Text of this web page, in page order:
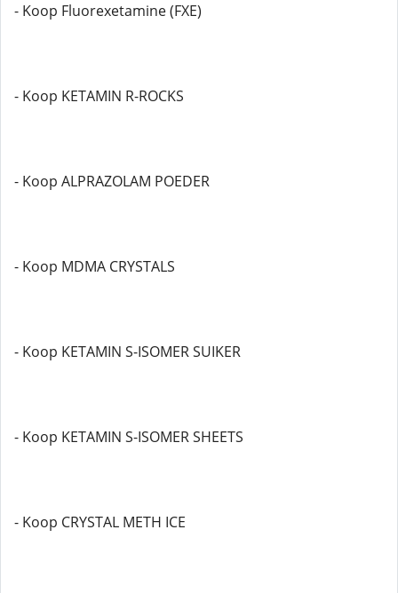
- Koop Fluorexetamine (FXE)
- Koop KETAMIN R-ROCKS
- Koop ALPRAZOLAM POEDER
- Koop MDMA CRYSTALS
- Koop KETAMIN S-ISOMER SUIKER
- Koop KETAMIN S-ISOMER SHEETS
- Koop CRYSTAL METH ICE